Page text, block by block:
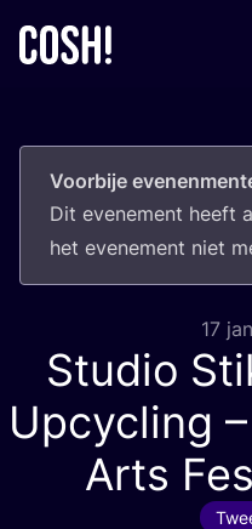
Voorbije
Dit eve­ne­ment heeft
het eve­ne­ment niet
17
Studio
Upcycling
Arts